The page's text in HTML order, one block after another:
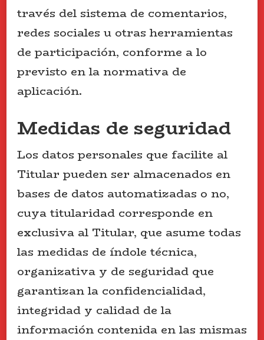
través del sistema de comentarios,
redes sociales u otras herramientas
de participación, conforme a lo
previsto en la normativa de
aplicación.
Medidas de seguridad
Los datos personales que facilite al
Titular pueden ser almacenados en
bases de datos automatizadas o no,
cuya titularidad corresponde en
exclusiva al Titular, que asume todas
las medidas de índole técnica,
organizativa y de seguridad que
garantizan la confidencialidad,
integridad y calidad de la
información contenida en las mismas